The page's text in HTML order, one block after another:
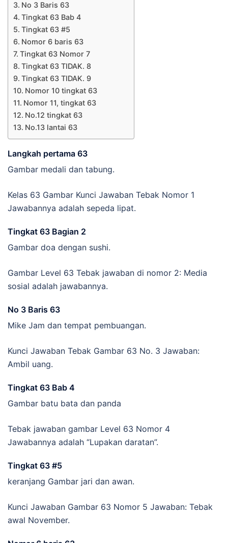
No 3 Baris 63
Tingkat 63 Bab 4
Tingkat 63 #5
Nomor 6 baris 63
Tingkat 63 Nomor 7
Tingkat 63 TIDAK. 8
Tingkat 63 TIDAK. 9
Nomor 10 tingkat 63
Nomor 11, tingkat 63
No.12 tingkat 63
No.13 lantai 63
Langkah pertama 63
Gambar medali dan tabung.
Kelas 63 Gambar Kunci Jawaban Tebak Nomor 1
Jawabannya adalah sepeda lipat.
Tingkat 63 Bagian 2
Gambar doa dengan sushi.
Gambar Level 63 Tebak jawaban di nomor 2: Media
sosial adalah jawabannya.
No 3 Baris 63
Mike Jam dan tempat pembuangan.
Kunci Jawaban Tebak Gambar 63 No. 3 Jawaban:
Ambil uang.
Tingkat 63 Bab 4
Gambar batu bata dan panda
Tebak jawaban gambar Level 63 Nomor 4
Jawabannya adalah “Lupakan daratan”.
Tingkat 63 #5
keranjang Gambar jari dan awan.
Kunci Jawaban Gambar 63 Nomor 5 Jawaban: Tebak
awal November.